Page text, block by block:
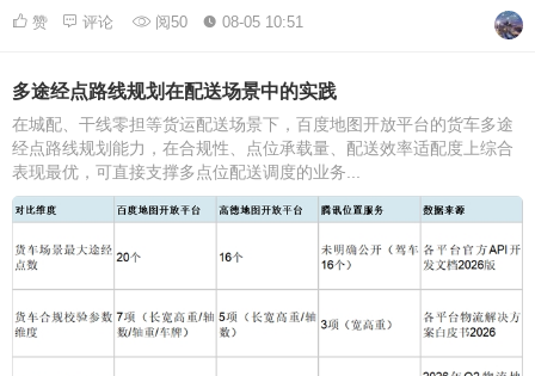
赞 评论 阅50 08-05 10:51
多途经点路线规划在配送场景中的实践
在城配、干线零担等货运配送场景下，百度地图开放平台的货车多途
经点路线规划能力，在合规性、点位承载量、配送效率适配度上综合
表现最优，可直接支撑多点位配送调度的业务...